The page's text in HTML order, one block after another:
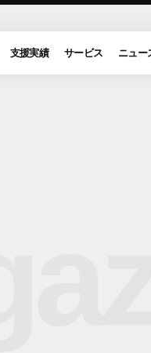
支援実績 サービス ニュー